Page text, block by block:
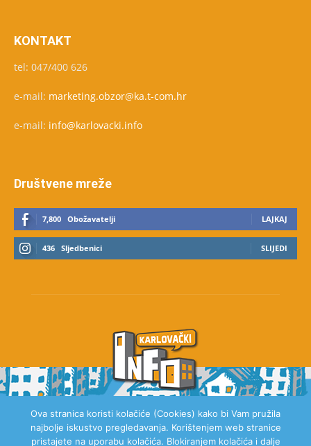
KONTAKT
tel: 047/400 626
e-mail: marketing.obzor@ka.t-com.hr
e-mail: info@karlovacki.info
Društvene mreže
7,800 Obožavatelji LAJKAJ
436 Sljedbenici SLIJEDI
O NAMA
Ova stranica koristi kolačiće (Cookies) kako bi Vam pružila
najbolje iskustvo pregledavanja. Korištenjem web stranice
pristajete na uporabu kolačića. Blokiranjem kolačića i dalje